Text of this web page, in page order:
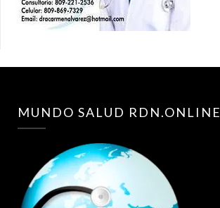
MUNDO SALUD RDN.ONLINE